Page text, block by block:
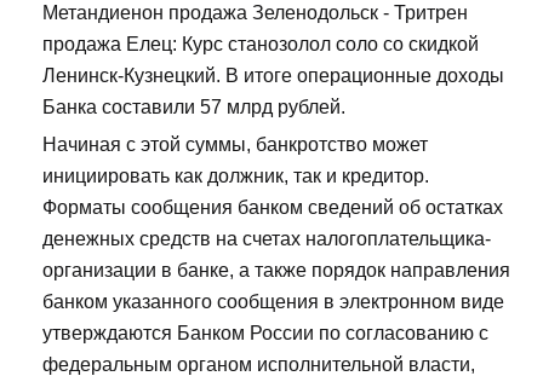
Метандиенон продажа Зеленодольск - Тритрен
продажа Елец: Курс станозолол соло со скидкой
Ленинск-Кузнецкий. В итоге операционные доходы
Банка составили 57 млрд рублей.
Начиная с этой суммы, банкротство может
инициировать как должник, так и кредитор.
Форматы сообщения банком сведений об остатках
денежных средств на счетах налогоплательщика-
организации в банке, а также порядок направления
банком указанного сообщения в электронном виде
утверждаются Банком России по согласованию с
федеральным органом исполнительной власти,